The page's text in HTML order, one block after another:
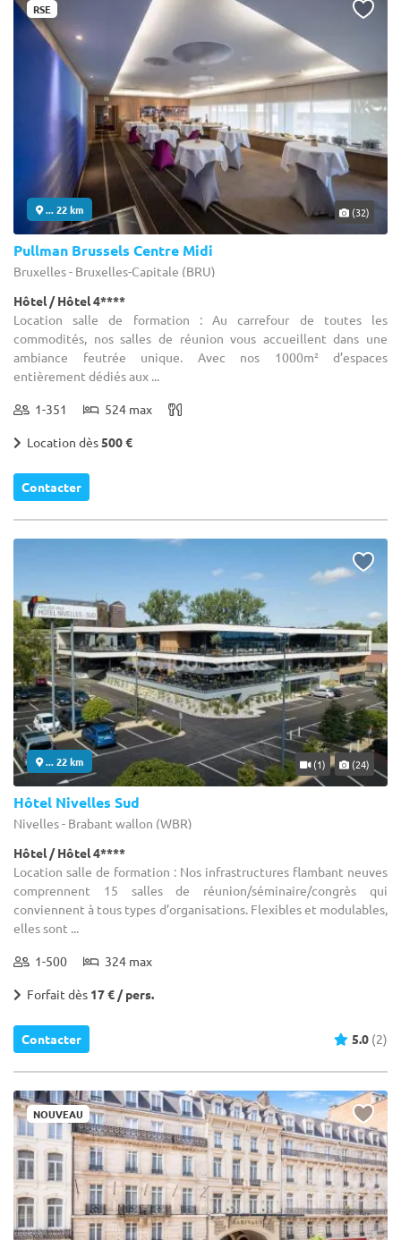
RSE
... 22 km (32)
Pullman Brussels Centre Midi
Bruxelles - Bruxelles-Capitale (BRU)
Hôtel / Hôtel 4****
Location salle de formation : Au carrefour de toutes les
commodités, nos salles de réunion vous accueillent dans une
ambiance feutrée unique. Avec nos 1000m² d’espaces
entièrement dédiés aux ...
1-351 524 max
Location dès 500 €
Contacter
... 22 km (1) (24)
Hôtel Nivelles Sud
Nivelles - Brabant wallon (WBR)
Hôtel / Hôtel 4****
Location salle de formation : Nos infrastructures flambant neuves
comprennent 15 salles de réunion/séminaire/congrès qui
conviennent à tous types d’organisations. Flexibles et modulables,
elles sont ...
1-500 324 max
Forfait dès 17 € / pers.
Contacter 5.0 (2)
NOUVEAU